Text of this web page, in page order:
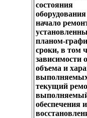
состояния
начало
планом-
сроки, в том
зависимости
объема и
текущий
обеспечения